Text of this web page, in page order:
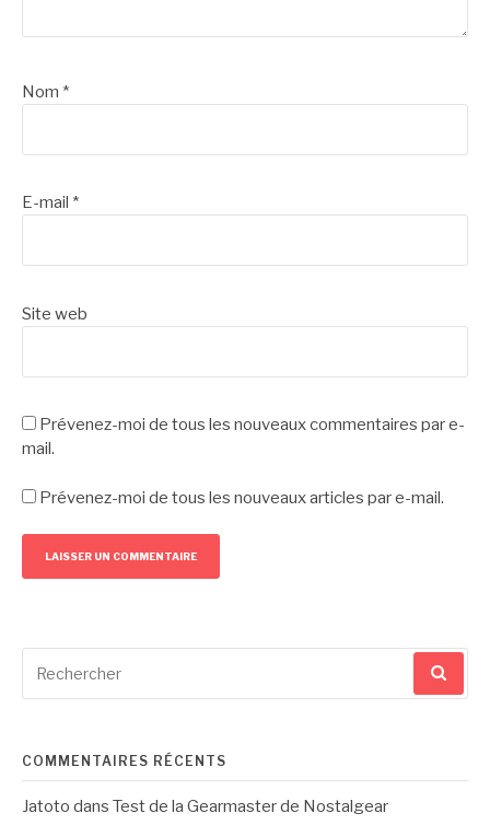
Nom *
E-mail *
Site web
Prévenez-moi de tous les nouveaux commentaires par e-
mail.
Prévenez-moi de tous les nouveaux articles par e-mail.
pour
COMMENTAIRES RÉCENTS
Jatoto dans Test de la Gearmaster de Nostalgear